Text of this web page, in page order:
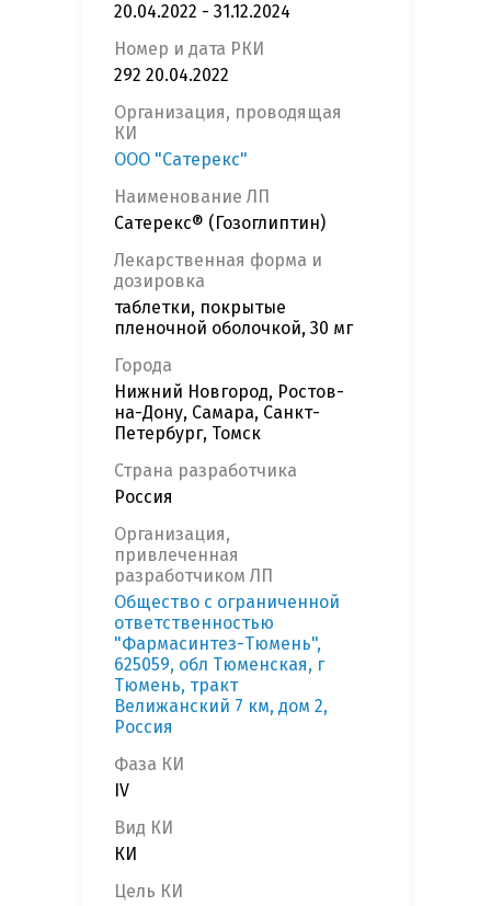
20.04.2022 - 31.12.2024
Номер и дата РКИ
292 20.04.2022
Организация, проводящая
КИ
ООО "Сатерекс"
Наименование ЛП
Сатерекс® (Гозоглиптин)
Лекарственная форма и
дозировка
таблетки, покрытые
пленочной оболочкой, 30 мг
Города
Нижний Новгород, Ростов-
на-Дону, Самара, Санкт-
Петербург, Томск
Страна разработчика
Россия
Организация,
привлеченная
разработчиком ЛП
Общество с ограниченной
ответственностью
"Фармасинтез-Тюмень",
625059, обл Тюменская, г
Тюмень, тракт
Велижанский 7 км, дом 2,
Россия
Фаза КИ
IV
Вид КИ
КИ
Цель КИ